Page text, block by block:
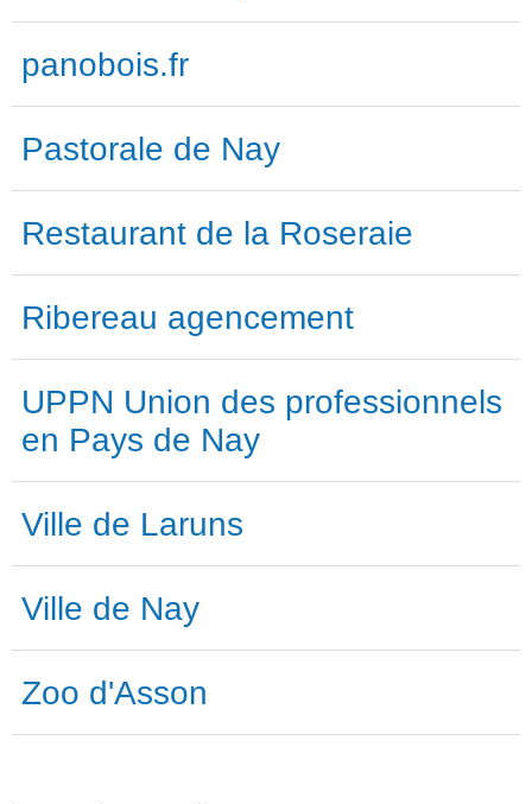
panobois.fr
Pastorale de Nay
Restaurant de la Roseraie
Ribereau agencement
UPPN Union des professionnels
en Pays de Nay
Ville de Laruns
Ville de Nay
Zoo d'Asson